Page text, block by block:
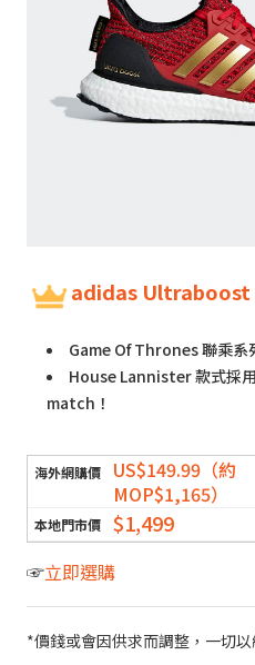
adidas Ultraboost
Game Of Thrones 聯乘系
House Lannister 款式採
match！
US$149.99（約
MOP$1,165）
$1,499
☞立即選購
*價錢或會因供求而調整，一切以